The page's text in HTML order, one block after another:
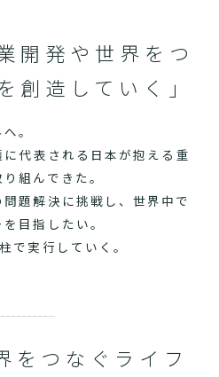
開発や世界をつ
創造していく」
。
代表される日本が抱える重
組んできた。
題解決に挑戦し、世界中で
目指したい。
で実行していく。
をつなぐライフ